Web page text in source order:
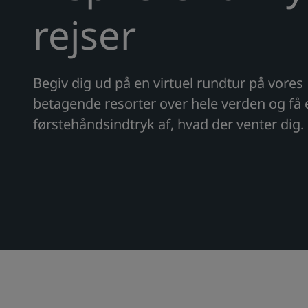
rejser
Begiv dig ud på en virtuel rundtur på vores
betagende resorter over hele verden og få
førstehåndsindtryk af, hvad der venter dig.